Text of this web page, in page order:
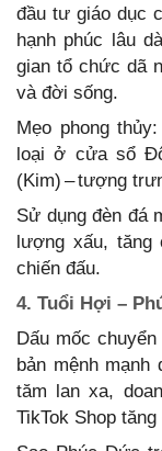
đầu tư giáo dục
hạnh phúc lâu
gian tổ chức dã
và đời sống.
Mẹo phong
loại ở cửa sổ
(Kim) – tượng
Sử dụng đèn đá
lượng xấu,
chiến đấu.
4. Tuổi Hợi –
Dấu mốc
bản mệnh
tăm lan xa,
TikTok Shop